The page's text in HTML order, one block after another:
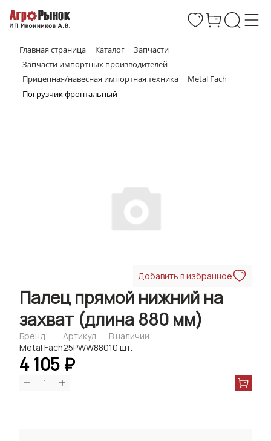
Главная страница Каталог
Запчасти
Запчасти импортных производителей
Прицепная/навесная импортная техника
Metal Fach
Погрузчик фронтальный
Добавить в избранное
Палец прямой нижний на
захват (длина 880 мм)
Бренд
Metal Fach
Артикул
25PWW880
В наличии
10 шт.
4 105 ₽